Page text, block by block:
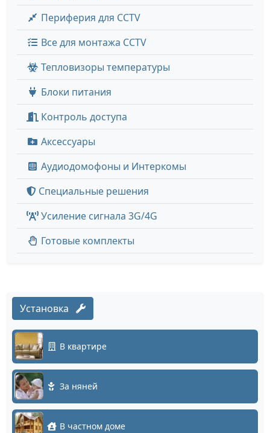
Периферия для CCTV
Все для монтажа CCTV
Тепловизоры температуры
Блоки питания
Контроль доступа
Аксессуары
Аудиодомофоны и Интеркомы
Специальные решения
Усиление сигнала 3G/4G
Готовые комплекты
Установка
В квартире
За няней
В частном доме